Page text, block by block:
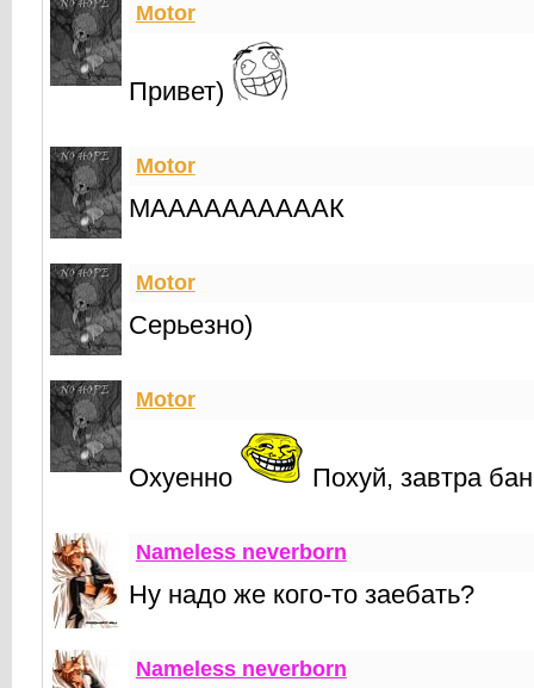
Motor
Привет)
Motor
МААААААААААК
Motor
Серьезно)
Motor
Охуенно Похуй, завтра
Nameless neverborn
Ну надо же кого-то заебать?
Nameless neverborn